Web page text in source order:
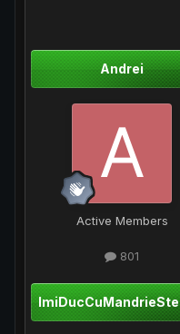
Andrei
Active Members
801